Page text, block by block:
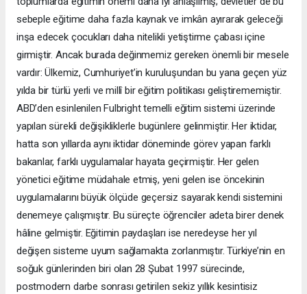
sebeple eğitime daha fazla kaynak ve imkân ayırarak geleceği
inşa edecek çocukları daha nitelikli yetiştirme çabası içine
girmiştir. Ancak burada değinmemiz gereken önemli bir mesele
vardır: Ülkemiz, Cumhuriyet’in kuruluşundan bu yana geçen yüz
yılda bir türlü yerli ve millî bir eğitim politikası geliştirememiştir.
ABD’den esinlenilen Fulbright temelli eğitim sistemi üzerinde
yapılan sürekli değişikliklerle bugünlere gelinmiştir. Her iktidar,
hatta son yıllarda aynı iktidar döneminde görev yapan farklı
bakanlar, farklı uygulamalar hayata geçirmiştir. Her gelen
yönetici eğitime müdahale etmiş, yeni gelen ise öncekinin
uygulamalarını büyük ölçüde geçersiz sayarak kendi sistemini
denemeye çalışmıştır. Bu süreçte öğrenciler adeta birer denek
hâline gelmiştir. Eğitimin paydaşları ise neredeyse her yıl
değişen sisteme uyum sağlamakta zorlanmıştır. Türkiye’nin en
soğuk günlerinden biri olan 28 Şubat 1997 sürecinde,
postmodern darbe sonrası getirilen sekiz yıllık kesintisiz